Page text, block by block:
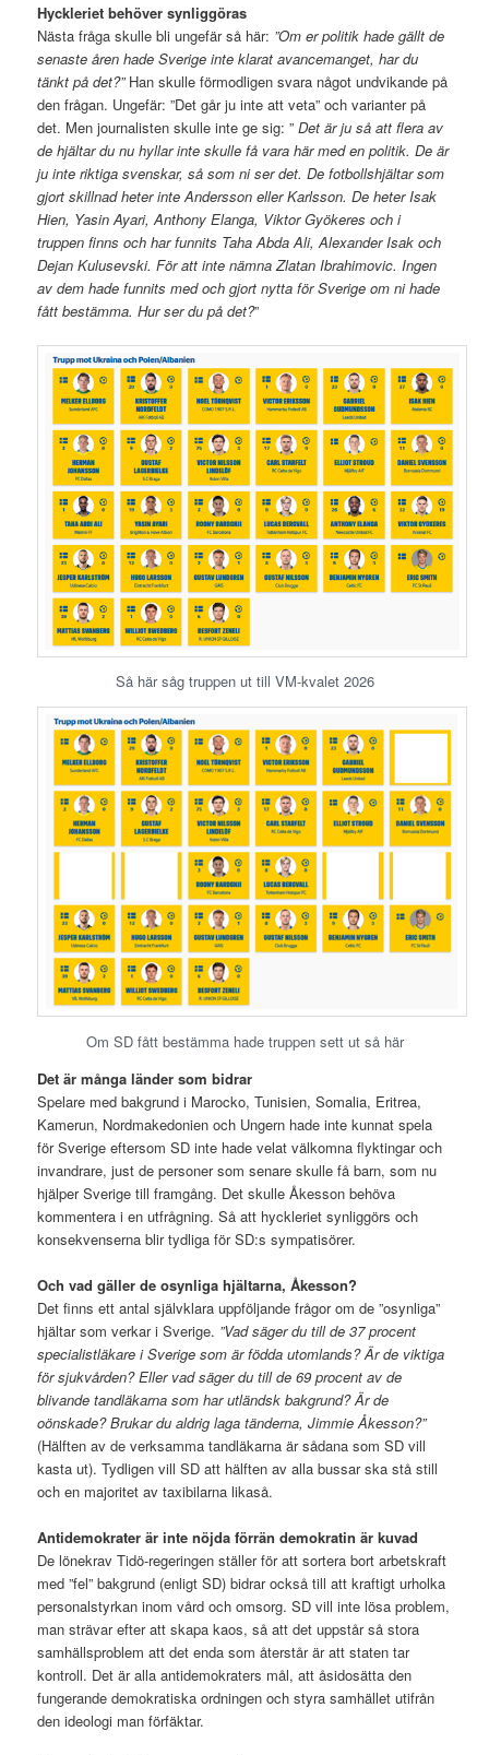
Hyckleriet behöver synliggöras
Nästa fråga skulle bli ungefär så här: ”Om er politik hade gällt de
senaste åren hade Sverige inte klarat avancemanget, har du
tänkt på det?”Han skulle förmodligen svara något undvikande på
den frågan. Ungefär: ”Det går ju inte att veta” och varianter på
det. Men journalisten skulle inte ge sig: ” Det är ju så att flera av
de hjältar du nu hyllar inte skulle få vara här med en politik. De är
ju inte riktiga svenskar, så som ni ser det. De fotbollshjältar som
gjort skillnad heter inte Andersson eller Karlsson. De heter Isak
Hien, Yasin Ayari, Anthony Elanga, Viktor Gyökeres och i
truppen finns och har funnits Taha Abda Ali, Alexander Isak och
Dejan Kulusevski. För att inte nämna Zlatan Ibrahimovic. Ingen
av dem hade funnits med och gjort nytta för Sverige om ni hade
fått bestämma. Hur ser du på det?”
Så här såg truppen ut till VM-kvalet 2026
Om SD fått bestämma hade truppen sett ut så här
Det är många länder som bidrar
Spelare med bakgrund i Marocko, Tunisien, Somalia, Eritrea,
Kamerun, Nordmakedonien och Ungern hade inte kunnat spela
för Sverige eftersom SD inte hade velat välkomna flyktingar och
invandrare, just de personer som senare skulle få barn, som nu
hjälper Sverige till framgång. Det skulle Åkesson behöva
kommentera i en utfrågning. Så att hyckleriet synliggörs och
konsekvenserna blir tydliga för SD:s sympatisörer.
Och vad gäller de osynliga hjältarna, Åkesson?
Det finns ett antal självklara uppföljande frågor om de ”osynliga”
hjältar som verkar i Sverige. ”Vad säger du till de 37 procent
specialistläkare i Sverige som är födda utomlands? Är de viktiga
för sjukvården? Eller vad säger du till de 69 procent av de
blivande tandläkarna som har utländsk bakgrund? Är de
oönskade? Brukar du aldrig laga tänderna, Jimmie Åkesson?”
(Hälften av de verksamma tandläkarna är sådana som SD vill
kasta ut). Tydligen vill SD att hälften av alla bussar ska stå still
och en majoritet av taxibilarna likaså.
Antidemokrater är inte nöjda förrän demokratin är kuvad
De lönekrav Tidö-regeringen ställer för att sortera bort arbetskraft
med ”fel” bakgrund (enligt SD) bidrar också till att kraftigt urholka
personalstyrkan inom vård och omsorg. SD vill inte lösa problem,
man strävar efter att skapa kaos, så att det uppstår så stora
samhällsproblem att det enda som återstår är att staten tar
kontroll. Det är alla antidemokraters mål, att åsidosätta den
fungerande demokratiska ordningen och styra samhället utifrån
den ideologi man förfäktar.